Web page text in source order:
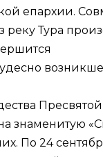
епархии.
Тура
знаменитую
По 24